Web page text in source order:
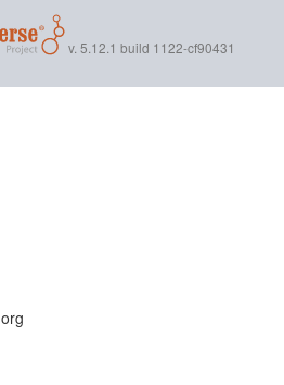
v. 5.12.1 build 1122-cf90431